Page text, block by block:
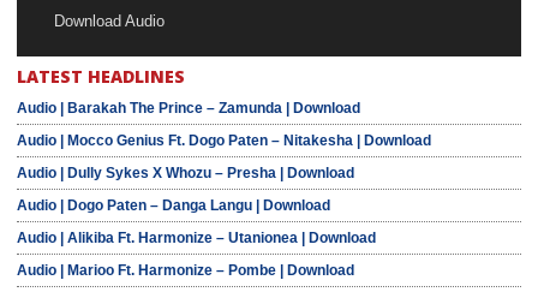
Download Audio
LATEST HEADLINES
Audio | Barakah The Prince – Zamunda | Download
Audio | Mocco Genius Ft. Dogo Paten – Nitakesha | Download
Audio | Dully Sykes X Whozu – Presha | Download
Audio | Dogo Paten – Danga Langu | Download
Audio | Alikiba Ft. Harmonize – Utanionea | Download
Audio | Marioo Ft. Harmonize – Pombe | Download